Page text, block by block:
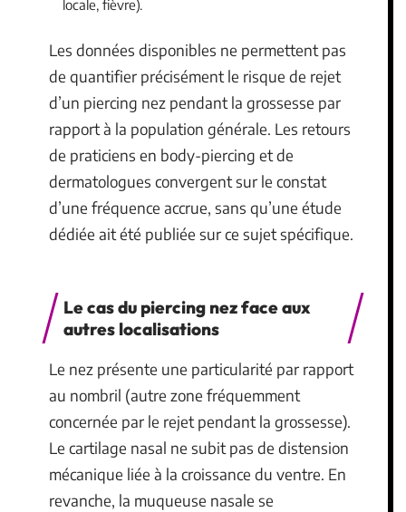
locale, fièvre).
Les données disponibles ne permettent pas
de quantifier précisément le risque de rejet
d’un piercing nez pendant la grossesse par
rapport à la population générale. Les retours
de praticiens en body-piercing et de
dermatologues convergent sur le constat
d’une fréquence accrue, sans qu’une étude
dédiée ait été publiée sur ce sujet spécifique.
Le cas du piercing nez face aux
autres localisations
Le nez présente une particularité par rapport
au nombril (autre zone fréquemment
concernée par le rejet pendant la grossesse).
Le cartilage nasal ne subit pas de distension
mécanique liée à la croissance du ventre. En
revanche, la muqueuse nasale se